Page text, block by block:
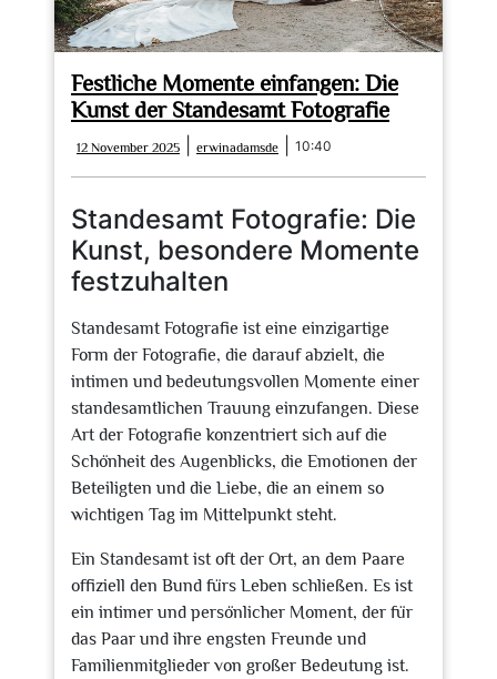
Festliche Momente einfangen: Die
Kunst der Standesamt Fotografie
12 November 2025
November
2025
erwinadamsde erwinadamsde
10:40
Standesamt Fotografie: Die
Kunst, besondere Momente
festzuhalten
Standesamt Fotografie ist eine einzigartige
Form der Fotografie, die darauf abzielt, die
intimen und bedeutungsvollen Momente einer
standesamtlichen Trauung einzufangen. Diese
Art der Fotografie konzentriert sich auf die
Schönheit des Augenblicks, die Emotionen der
Beteiligten und die Liebe, die an einem so
wichtigen Tag im Mittelpunkt steht.
Ein Standesamt ist oft der Ort, an dem Paare
offiziell den Bund fürs Leben schließen. Es ist
ein intimer und persönlicher Moment, der für
das Paar und ihre engsten Freunde und
Familienmitglieder von großer Bedeutung ist.